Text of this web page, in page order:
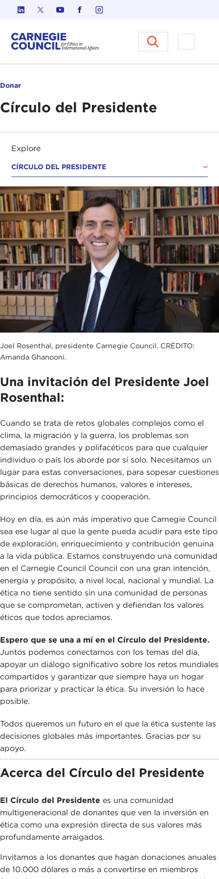
Ir al contenido
Carnegie Council sobre Ética
Abrir el
Donar
Círculo del Presidente
Explore
CÍRCULO DEL PRESIDENTE
Joel Rosenthal, presidente Carnegie Council. CRÉDITO:
Amanda Ghanooni.
Una invitación del Presidente Joel
Rosenthal:
Cuando se trata de retos globales complejos como el
clima, la migración y la guerra, los problemas son
demasiado grandes y polifacéticos para que cualquier
individuo o país los aborde por sí solo. Necesitamos un
lugar para estas conversaciones, para sopesar cuestiones
básicas de derechos humanos, valores e intereses,
principios democráticos y cooperación.
Hoy en día, es aún más imperativo que Carnegie Council
sea ese lugar al que la gente pueda acudir para este tipo
de exploración, enriquecimiento y contribución genuina
a la vida pública. Estamos construyendo una comunidad
en el Carnegie Council Council con una gran intención,
energía y propósito, a nivel local, nacional y mundial. La
ética no tiene sentido sin una comunidad de personas
que se comprometan, activen y defiendan los valores
éticos que todos apreciamos.
Espero que se una a mí en el Círculo del Presidente.
Juntos podemos conectarnos con los temas del día,
apoyar un diálogo significativo sobre los retos mundiales
compartidos y garantizar que siempre haya un hogar
para priorizar y practicar la ética. Su inversión lo hace
posible.
Todos queremos un futuro en el que la ética sustente las
decisiones globales más importantes. Gracias por su
apoyo.
Acerca del Círculo del Presidente
El Círculo del Presidente es una comunidad
multigeneracional de donantes que ven la inversión en
ética como una expresión directa de sus valores más
profundamente arraigados.
Invitamos a los donantes que hagan donaciones anuales
de 10.000 dólares o más a convertirse en miembros